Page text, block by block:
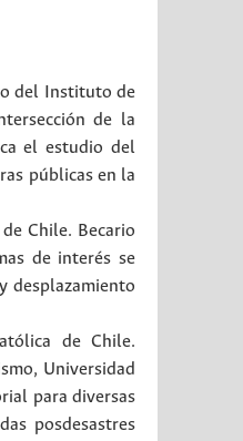
del Instituto de
de la
el estudio del
públicas en la
Chile. Becario
de interés se
desplazamiento
de Chile.
Universidad
para diversas
posdesastres